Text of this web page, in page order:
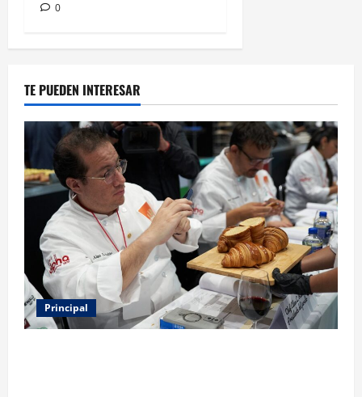
0
TE PUEDEN INTERESAR
Principal